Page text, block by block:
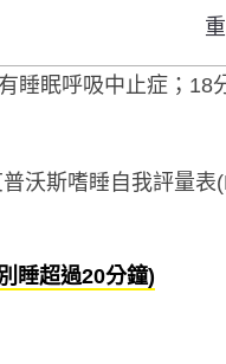
眠呼吸中止症；18
沃斯嗜睡自我評量
睡超過20分鐘)